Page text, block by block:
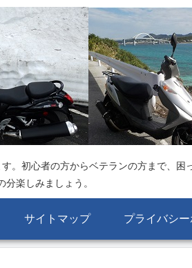
初心者の方からベテランの方まで、困
楽しみましょう。
サイトマップ プライバシ